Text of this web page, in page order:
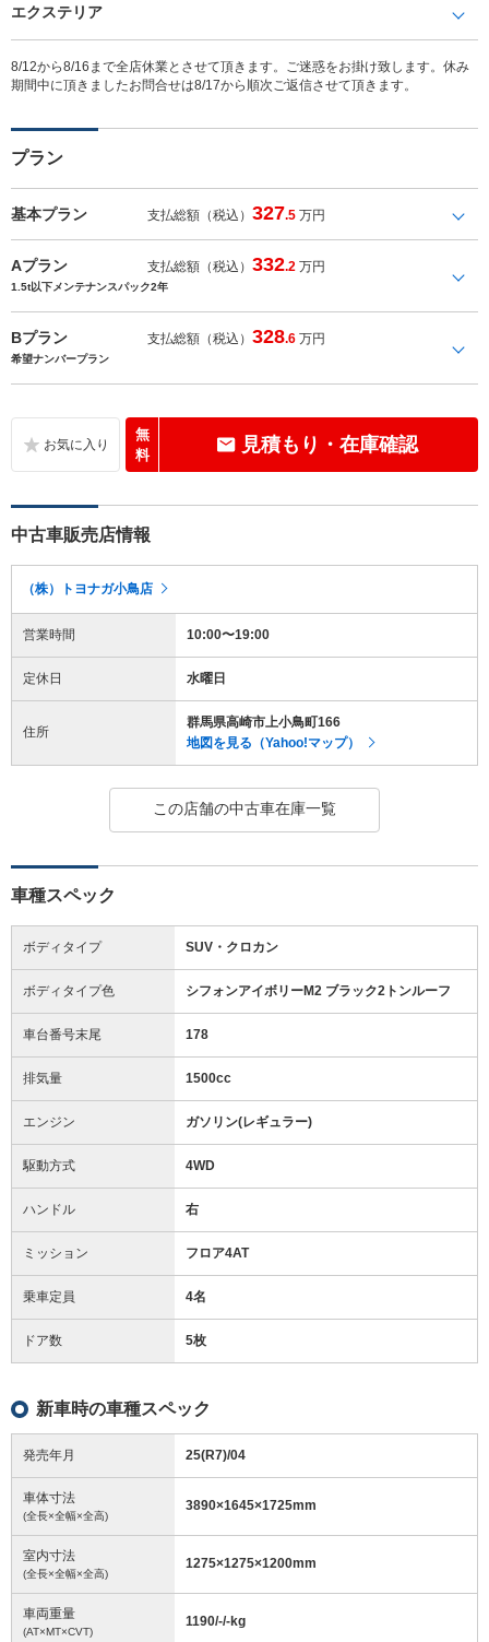
エクステリア
8/12から8/16まで全店休業とさせて頂きます。ご迷惑をお掛け致します。休み
期間中に頂きましたお問合せは8/17から順次ご返信させて頂きます。
プラン
基本プラン 支払総額（税込）327.5 万円
Aプラン 支払総額（税込）332.2 万円
1.5t以下メンテナンスパック2年
Bプラン 支払総額（税込）328.6 万円
希望ナンバープラン
無
料
見積もり・在庫確認
中古車販売店情報
（株）トヨナガ小鳥店
営業時間 10:00〜19:00
定休日 水曜日
住所
群馬県高崎市上小鳥町166
地図を見る（Yahoo!マップ）
この店舗の中古車在庫一覧
車種スペック
ボディタイプ SUV・クロカン
ボディタイプ色 シフォンアイボリーM2 ブラック2トンルーフ
車台番号末尾 178
排気量 1500cc
エンジン ガソリン(レギュラー)
駆動方式 4WD
ハンドル 右
ミッション フロア4AT
乗車定員 4名
ドア数 5枚
新車時の車種スペック
発売年月 25(R7)/04
車体寸法
(全長×全幅×全高)
3890×1645×1725mm
室内寸法
(全長×全幅×全高)
1275×1275×1200mm
車両重量
(AT×MT×CVT)
1190/-/-kg